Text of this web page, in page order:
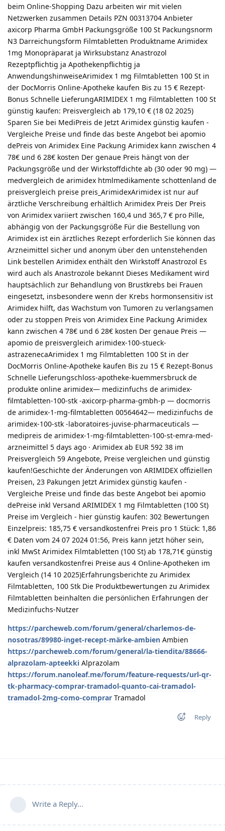
beim Online-Shopping Dazu arbeiten wir mit vielen
Netzwerken zusammen Details PZN 00313704 Anbieter
axicorp Pharma GmbH Packungsgröße 100 St Packungsnorm
N3 Darreichungsform Filmtabletten Produktname Arimidex
1mg Monopräparat ja Wirksubstanz Anastrozol
Rezeptpflichtig ja Apothekenpflichtig ja
AnwendungshinweiseArimidex 1 mg Filmtabletten 100 St in
der DocMorris Online-Apotheke kaufen Bis zu 15 € Rezept-
Bonus Schnelle LieferungARIMIDEX 1 mg Filmtabletten 100 St
günstig kaufen: Preisvergleich ab 179,10 € (18 02 2025)
Sparen Sie bei MediPreis de Jetzt Arimidex günstig kaufen -
Vergleiche Preise und finde das beste Angebot bei apomio
dePreis von Arimidex Eine Packung Arimidex kann zwischen 4
78€ und 6 28€ kosten Der genaue Preis hängt von der
Packungsgröße und der Wirkstoffdichte ab (30 oder 90 mg) —
medvergleich de arimidex htmlmedikamente schottenland de
preisvergleich preise preis_ArimidexArimidex ist nur auf
ärztliche Verschreibung erhältlich Arimidex Preis Der Preis
von Arimidex variiert zwischen 160,4 und 365,7 € pro Pille,
abhängig von der Packungsgröße Für die Bestellung von
Arimidex ist ein ärztliches Rezept erforderlich Sie können das
Arzneimittel sicher und anonym über den untenstehenden
Link bestellen Arimidex enthält den Wirkstoff Anastrozol Es
wird auch als Anastrozole bekannt Dieses Medikament wird
hauptsächlich zur Behandlung von Brustkrebs bei Frauen
eingesetzt, insbesondere wenn der Krebs hormonsensitiv ist
Arimidex hilft, das Wachstum von Tumoren zu verlangsamen
oder zu stoppen Preis von Arimidex Eine Packung Arimidex
kann zwischen 4 78€ und 6 28€ kosten Der genaue Preis —
apomio de preisvergleich arimidex-100-stueck-
astrazenecaArimidex 1 mg Filmtabletten 100 St in der
DocMorris Online-Apotheke kaufen Bis zu 15 € Rezept-Bonus
Schnelle Lieferungschloss-apotheke-kuemmersbruck de
produkte online arimidex— medizinfuchs de arimidex-
filmtabletten-100-stk -axicorp-pharma-gmbh-p — docmorris
de arimidex-1-mg-filmtabletten 00564642— medizinfuchs de
arimidex-100-stk -laboratoires-juvise-pharmaceuticals —
medipreis de arimidex-1-mg-filmtabletten-100-st-emra-med-
arzneimittel 5 days ago · Arimidex ab EUR 592 38 im
Preisvergleich 59 Angebote, Preise vergleichen und günstig
kaufen!Geschichte der Änderungen von ARIMIDEX offiziellen
Preisen, 23 Pakungen Jetzt Arimidex günstig kaufen -
Vergleiche Preise und finde das beste Angebot bei apomio
dePreise inkl Versand ARIMIDEX 1 mg Filmtabletten (100 St)
Preise im Vergleich - hier günstig kaufen: 302 Bewertungen
Einzelpreis: 185,75 € versandkostenfrei Preis pro 1 Stück: 1,86
€ Daten vom 24 07 2024 01:56, Preis kann jetzt höher sein,
inkl MwSt Arimidex Filmtabletten (100 St) ab 178,71€ günstig
kaufen versandkostenfrei Preise aus 4 Online-Apotheken im
Vergleich (14 10 2025)Erfahrungsberichte zu Arimidex
Filmtabletten, 100 Stk Die Produktbewertungen zu Arimidex
Filmtabletten beinhalten die persönlichen Erfahrungen der
Medizinfuchs-Nutzer
https://parcheweb.com/forum/general/charlemos-de-
nosotras/89980-inget-recept-märke-ambien Ambien
https://parcheweb.com/forum/general/la-tiendita/88666-
alprazolam-apteekki Alprazolam
https://forum.nanoleaf.me/forum/feature-requests/url-qr-
tk-pharmacy-comprar-tramadol-quanto-cai-tramadol-
tramadol-2mg-como-comprar Tramadol
Reply
Write a Reply...